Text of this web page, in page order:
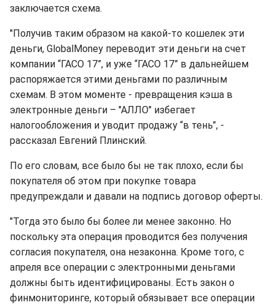
заключается схема.
"Получив таким образом на какой-то кошелек эти
деньги, GlobalMoney переводит эти деньги на счет
компании “ГАСО 17”, и уже “ГАСО 17” в дальнейшем
распоряжается этими деньгами по различным
схемам. В этом моменте - превращения кэша в
электронные деньги – "АЛЛО" избегает
налогообложения и уводит продажу “в тень”, -
рассказал Евгений Плинский.
По его словам, все было бы не так плохо, если бы
покупателя об этом при покупке товара
предупреждали и давали на подпись договор оферты.
"Тогда это было бы более ли менее законно. Но
поскольку эта операция проводится без получения
согласия покупателя, она незаконна. Кроме того, с
апреля все операции с электронными деньгами
должны быть идентифицированы. Есть закон о
финмониторинге, который обязывает все операции